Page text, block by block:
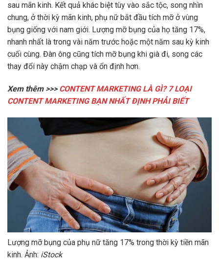
sau mãn kinh. Kết quả khác biệt tùy vào sắc tộc, song nhìn
chung, ở thời kỳ mãn kinh, phụ nữ bắt đầu tích mỡ ở vùng
bụng giống với nam giới. Lượng mỡ bụng của họ tăng 17%,
nhanh nhất là trong vài năm trước hoặc một năm sau kỳ kinh
cuối cùng. Đàn ông cũng tích mỡ bụng khi già đi, song các
thay đổi này chậm chạp và ổn định hơn.
Xem thêm >>> CONTENT MARKETING LÀ GÌ? 7 LOẠI
CONTENT MARKETING BẠN NHẤT ĐỊNH PHẢI BIẾT
Lượng mỡ bụng của phụ nữ tăng 17% trong thời kỳ tiền mãn
kinh. Ảnh: iStock